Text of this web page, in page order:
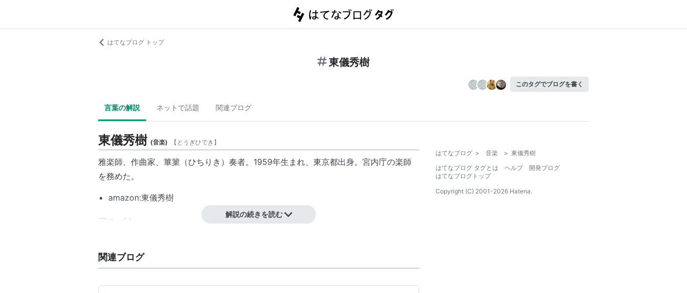
はてなブログ トップ
東儀秀樹
このタグでブログを書く
言葉の解説 ネットで話題 関連ブログ
東儀秀樹 (音楽) 【 とうぎひでき 】
雅楽師、作曲家、篳篥（ひちりき）奏者。1959年生まれ、東京都出身。宮内庁の楽師
を務めた。
amazon:東儀秀樹
アルバム
MODE OF RISING SUN（1996年10月）
TOGISM（1998年2月）
解説の続きを読む
関連ブログ
はてなブログ > 音楽 > 東儀秀樹
はてなブログ タグとは
ヘルプ
開発ブログ
はてなブログトップ
Copyright (C) 2001-2026 Hatena.